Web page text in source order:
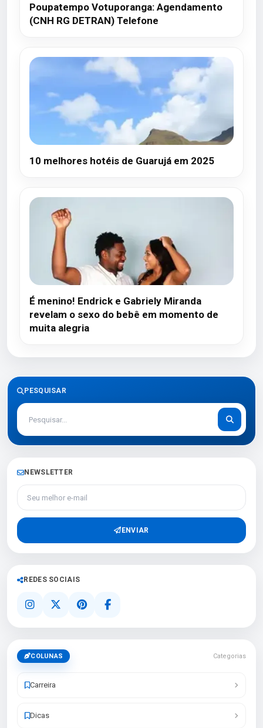
Poupatempo Votuporanga: Agendamento
(CNH RG DETRAN) Telefone
10 melhores hotéis de Guarujá em 2025
É menino! Endrick e Gabriely Miranda
revelam o sexo do bebê em momento de
muita alegria
PESQUISAR
NEWSLETTER
Seu melhor e-mail
ENVIAR
REDES SOCIAIS
COLUNAS Categorias
Carreira
Dicas